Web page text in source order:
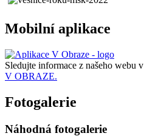
Mobilní aplikace
Sledujte informace z našeho webu v
V OBRAZE.
Fotogalerie
Náhodná fotogalerie